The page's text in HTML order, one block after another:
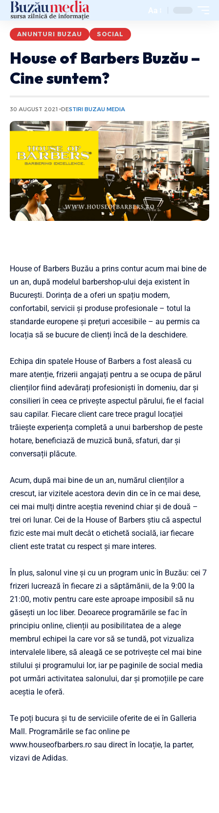
Aa
ANUNTURI BUZAU SOCIAL
House of Barbers Buzău –
Cine suntem?
30 AUGUST 2021 DESTIRI BUZAU MEDIA
House of Barbers Buzău a prins contur acum mai bine de
un an, după modelul barbershop-ului deja existent în
București. Dorința de a oferi un spațiu modern,
confortabil, servicii și produse profesionale – totul la
standarde europene și prețuri accesibile – au permis ca
locația să se bucure de clienți încă de la deschidere.
Echipa din spatele House of Barbers a fost aleasă cu
mare atenție, frizerii angajați pentru a se ocupa de părul
clienților fiind adevărați profesioniști în domeniu, dar și
consilieri în ceea ce privește aspectul părului, fie el facial
sau capilar. Fiecare client care trece pragul locației
trăiește experiența completă a unui barbershop de peste
hotare, beneficiază de muzică bună, sfaturi, dar și
conversații plăcute.
Acum, după mai bine de un an, numărul clienților a
crescut, iar vizitele acestora devin din ce în ce mai dese,
cei mai mulți dintre aceștia revenind chiar și de două –
trei ori lunar. Cei de la House of Barbers știu că aspectul
fizic este mai mult decât o etichetă socială, iar fiecare
client este tratat cu respect și mare interes.
În plus, salonul vine și cu un program unic în Buzău: cei 7
frizeri lucrează în fiecare zi a săptămănii, de la 9:00 la
21:00, motiv pentru care este aproape imposibil să nu
găsești un loc liber. Deoarece programările se fac în
principiu online, clienții au posibilitatea de a alege
membrul echipei la care vor să se tundă, pot vizualiza
intervalele libere, să aleagă ce se potrivește cel mai bine
stilului și programului lor, iar pe paginile de social media
pot urmări activitatea salonului, dar și promoțiile pe care
aceștia le oferă.
Te poți bucura și tu de serviciile oferite de ei în Galleria
Mall. Programările se fac online pe
www.houseofbarbers.ro sau direct în locație, la parter,
vizavi de Adidas.